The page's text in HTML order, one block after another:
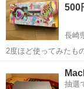
500
長崎
2度ほど使ってみたも
すと音楽とシャボン
意下さい。
抽選